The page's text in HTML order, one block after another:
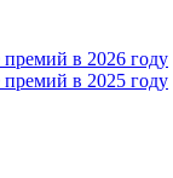
в 2026 году
в 2025 году